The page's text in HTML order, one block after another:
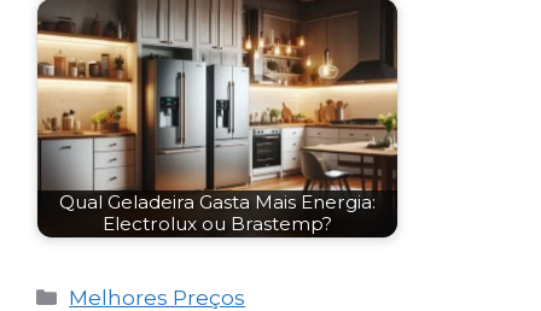
Qual Geladeira Gasta Mais Energia:
Electrolux ou Brastemp?
Categorias
Melhores Preços